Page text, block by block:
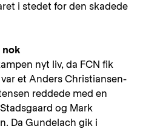
i stedet for den skadede
nok
nyt liv, da FCN fik
et Anders Christiansen-
reddede med en
og Mark
Da Gundelach gik i